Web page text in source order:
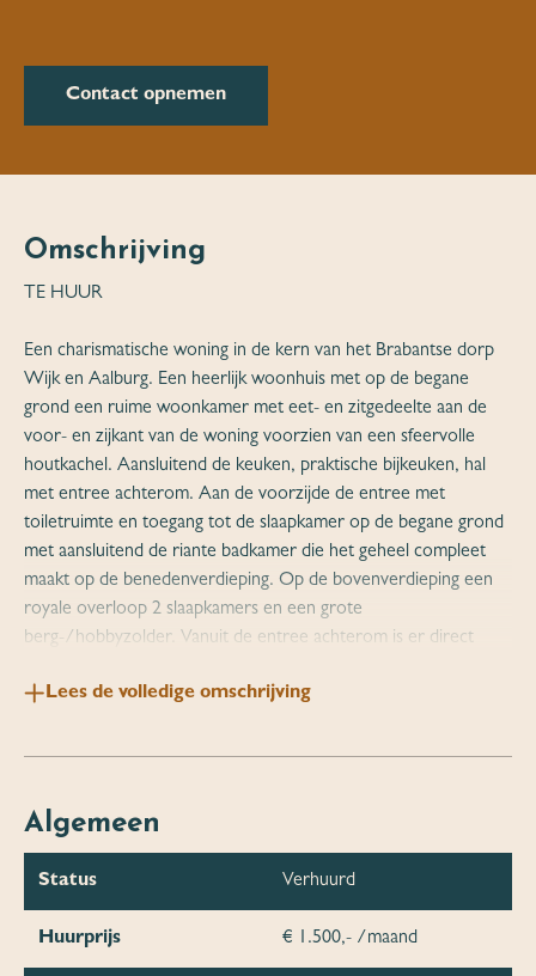
Contact opnemen
Omschrijving
TE HUUR
Een charismatische woning in de kern van het Brabantse dorp
Wijk en Aalburg. Een heerlijk woonhuis met op de begane
grond een ruime woonkamer met eet- en zitgedeelte aan de
voor- en zijkant van de woning voorzien van een sfeervolle
houtkachel. Aansluitend de keuken, praktische bijkeuken, hal
met entree achterom. Aan de voorzijde de entree met
toiletruimte en toegang tot de slaapkamer op de begane grond
met aansluitend de riante badkamer die het geheel compleet
maakt op de benedenverdieping. Op de bovenverdieping een
royale overloop 2 slaapkamers en een grote
berg-/hobbyzolder. Vanuit de entree achterom is er direct
beschikking voor comfortabel wonen en genieten.
Indeling eerste verdieping:
meterkast, trapopgang naar de verdieping en toegang tot de
slaapkamer en de keuken. De slaapkamer op de begane grond
is royaal bemeten net als de aansluitende badkamer welke is
keuken is ingericht met een hoogglans witte keukenunit in
Lees de volledige omschrijving
Algemeen
Status Verhuurd
Huurprijs € 1.500,- /maand